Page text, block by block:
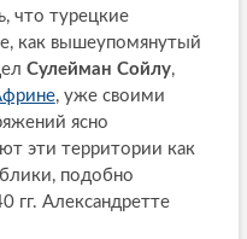
что турецкие
как вышеупомянутый
Сулейман Сойлу,
, уже своими
ясно
эти территории как
подобно
гг. Александретте